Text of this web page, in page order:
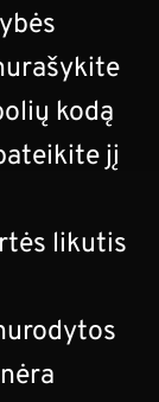
kodą
jį
likutis